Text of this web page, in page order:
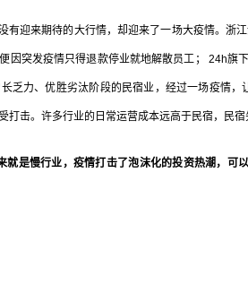
迎来期待的大行情，却迎来了一场大疫情。浙
因突发疫情只得退款停业就地解散员工； 24h旗
乏力、优胜劣汰阶段的民宿业，经过一场疫情，
打击。许多行业的日常运营成本远高于民宿，民宿
就是慢行业，疫情打击了泡沫化的投资热潮，可